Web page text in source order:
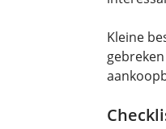
Kleine